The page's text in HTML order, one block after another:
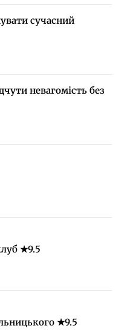
сучасний
невагомість без
★9.5
★9.5